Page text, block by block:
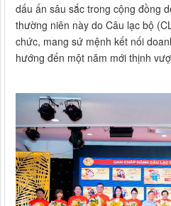
dấu ấn sâu sắc trong cộng đồng
thường niên này do Câu lạc bộ
chức, mang sứ mệnh kết nối
hướng đến một năm mới thịnh